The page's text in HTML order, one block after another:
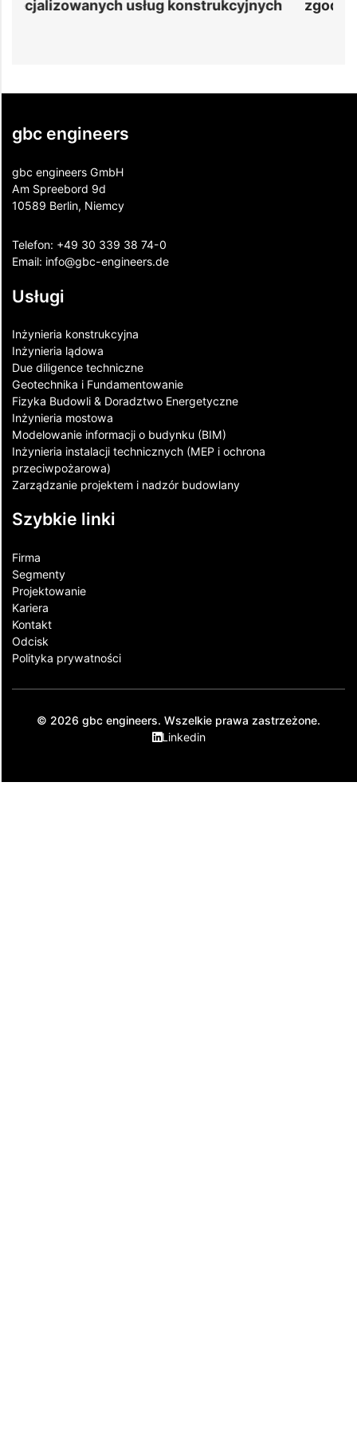
zgodność z przepisami
gbc engineers
gbc engineers GmbH
Am Spreebord 9d
10589 Berlin, Niemcy
Telefon: +49 30 339 38 74-0
Email: info@gbc-engineers.de
Usługi
Inżynieria konstrukcyjna
Inżynieria lądowa
Due diligence techniczne
Geotechnika i Fundamentowanie
Fizyka Budowli & Doradztwo Energetyczne
Inżynieria mostowa
Modelowanie informacji o budynku (BIM)
Inżynieria instalacji technicznych (MEP i ochrona
przeciwpożarowa)
Zarządzanie projektem i nadzór budowlany
Szybkie linki
Firma
Segmenty
Projektowanie
Kariera
Kontakt​
Odcisk
Polityka prywatności
© 2026 gbc engineers. Wszelkie prawa zastrzeżone.
Linkedin